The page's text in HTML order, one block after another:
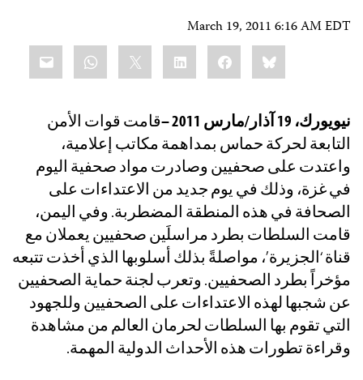
March 19, 2011 6:16 AM EDT
Bluesky
Facebook
LinkedIn
نيويورك، 19 آذار/مارس 2011 –
قامت قوات الأمن
التابعة لحركة حماس بمداهمة مكاتب إعلامية،
واعتدت على صحفيين وصادرت مواد صحفية اليوم
في غزة، وذلك في يوم جديد من الاعتداءات على
الصحافة في هذه المنطقة المضطربة. وفي اليمن،
قامت السلطات بطرد مراسلَين صحفيين يعملان مع
قناة ‘الجزيرة’، مواصلةً بذلك أسلوبها الذي أخذت تتبعه
مؤخراً بطرد الصحفيين. وتعرب لجنة حماية الصحفيين
عن شجبها لهذه الاعتداءات على الصحفيين وللجهود
التي تقوم بها السلطات لحرمان العالم من مشاهدة
وقراءة تطورات هذه الأحداث الدولية المهمة.